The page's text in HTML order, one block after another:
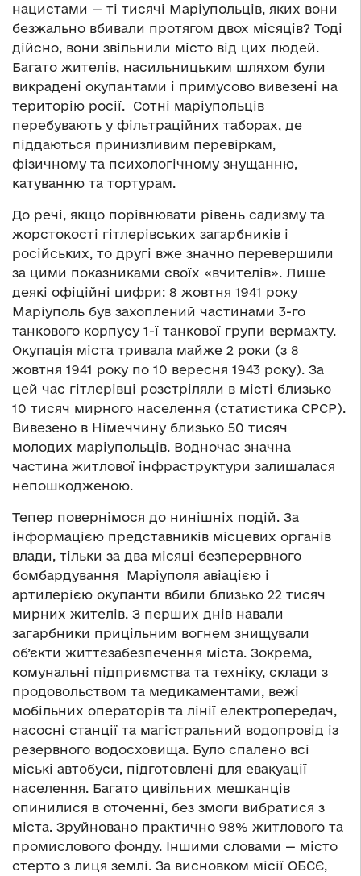
нацистами — ті тисячі Маріупольців, яких вони
безжально вбивали протягом двох місяців? Тоді
дійсно, вони звільнили місто від цих людей.
Багато жителів, насильницьким шляхом були
викрадені окупантами і примусово вивезені на
територію росії. Сотні маріупольців
перебувають у фільтраційних таборах, де
піддаються принизливим перевіркам,
фізичному та психологічному знущанню,
катуванню та тортурам.
До речі, якщо порівнювати рівень садизму та
жорстокості гітлерівських загарбників і
російських, то другі вже значно перевершили
за цими показниками своїх «вчителів». Лише
деякі офіційні цифри: 8 жовтня 1941 року
Маріуполь був захоплений частинами 3-го
танкового корпусу 1-ї танкової групи вермахту.
Окупація міста тривала майже 2 роки (з 8
жовтня 1941 року по 10 вересня 1943 року). За
цей час гітлерівці розстріляли в місті близько
10 тисяч мирного населення (статистика СРСР).
Вивезено в Німеччину близько 50 тисяч
молодих маріупольців. Водночас значна
частина житлової інфраструктури залишалася
непошкодженою.
Тепер повернімося до нинішніх подій. За
інформацією представників місцевих органів
влади, тільки за два місяці безперервного
бомбардування Маріуполя авіацією і
артилерією окупанти вбили близько 22 тисяч
мирних жителів. З перших днів навали
загарбники прицільним вогнем знищували
об’єкти життєзабезпечення міста. Зокрема,
комунальні підприємства та техніку, склади з
продовольством та медикаментами, вежі
мобільних операторів та лінії електропередач,
насосні станції та магістральний водопровід із
резервного водосховища. Було спалено всі
міські автобуси, підготовлені для евакуації
населення. Багато цивільних мешканців
опинилися в оточенні, без змоги вибратися з
міста. Зруйновано практично 98% житлового та
промислового фонду. Іншими словами — місто
стерто з лиця землі. За висновком місії ОБСЄ,